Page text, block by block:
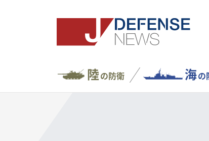
陸の防衛 海の